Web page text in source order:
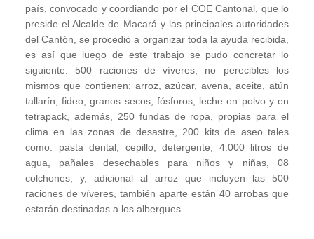
país, convocado y coordiando por el COE Cantonal, que lo
preside el Alcalde de Macará y las principales autoridades
del Cantón, se procedió a organizar toda la ayuda recibida,
es así que luego de este trabajo se pudo concretar lo
siguiente: 500 raciones de víveres, no perecibles los
mismos que contienen: arroz, azúcar, avena, aceite, atún
tallarín, fideo, granos secos, fósforos, leche en polvo y en
tetrapack, además, 250 fundas de ropa, propias para el
clima en las zonas de desastre, 200 kits de aseo tales
como: pasta dental, cepillo, detergente, 4.000 litros de
agua, pañales desechables para niños y niñas, 08
colchones; y, adicional al arroz que incluyen las 500
raciones de víveres, también aparte están 40 arrobas que
estarán destinadas a los albergues.